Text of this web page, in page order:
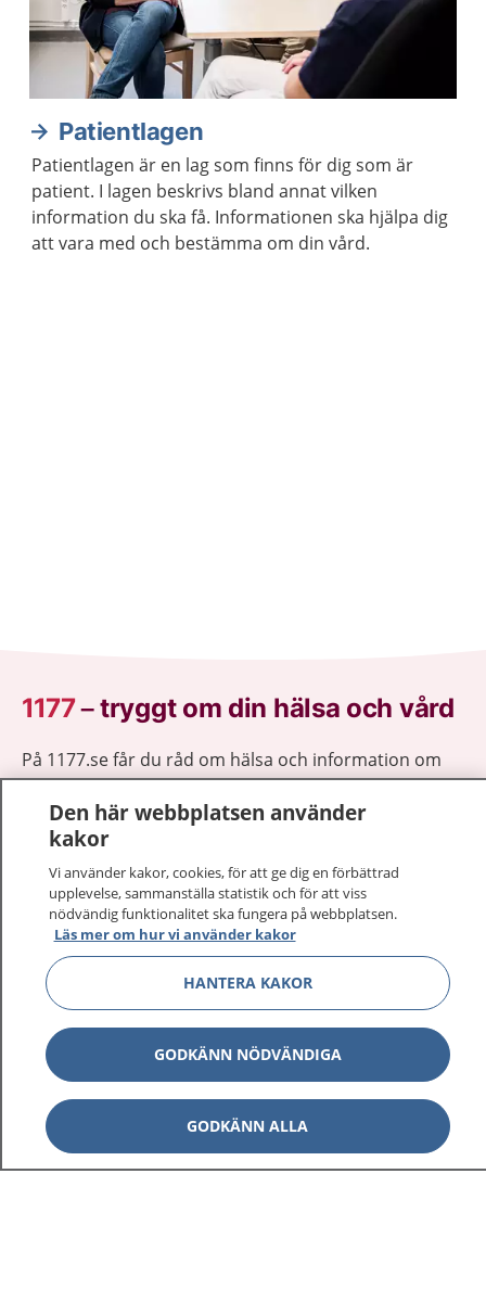
Patientlagen
Patientlagen är en lag som finns för dig som är
patient. I lagen beskrivs bland annat vilken
information du ska få. Informationen ska hjälpa dig
att vara med och bestämma om din vård.
1177–tryggt om din hälsa och vård
På 1177.se får du råd om hälsa och information om
sjukdomar och vilka mottagningar du kan kontakta.
Logga in för att läsa din journal och göra dina
vårdärenden. Ring telefonnummer 1177 för
sjukvårdsrådgivning dygnet runt.
1177 ger dig råd när du vill må bättre.
1177 på flera språk Visa
Visa
Kontakt Visa
Den här webbplatsen använder
kakor
Vi använder kakor, cookies, för att ge dig en förbättrad
upplevelse, sammanställa statistik och för att viss
nödvändig funktionalitet ska fungera på webbplatsen.
Läs mer om hur vi använder kakor
HANTERA KAKOR
GODKÄNN NÖDVÄNDIGA
GODKÄNN ALLA